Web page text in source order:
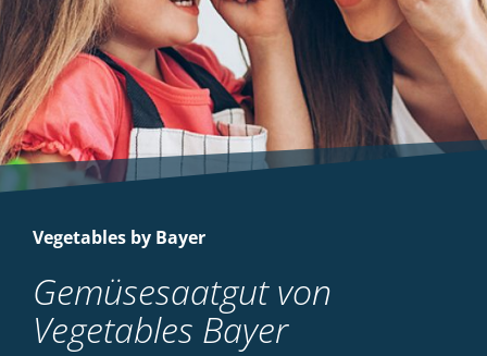
Vegetables by Bayer
Gemüsesaatgut von
Vegetables Bayer